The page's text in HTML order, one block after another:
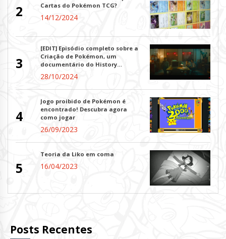
2
Cartas do Pokémon TCG?
14/12/2024
3
[EDIT] Episódio completo sobre a
Criação de Pokémon, um
documentário do History
Channel!
28/10/2024
4
Jogo proibido de Pokémon é
encontrado! Descubra agora
como jogar
26/09/2023
5
Teoria da Liko em coma
16/04/2023
Posts Recentes